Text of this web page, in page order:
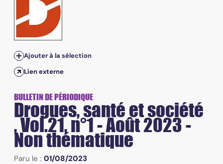
Ajouter à la sélection
Lien externe
BULLETIN DE PÉRIODIQUE
Drogues, santé et société
, Vol.21, n°1 - Août 2023 -
Non thématique
Paru le : 01/08/2023